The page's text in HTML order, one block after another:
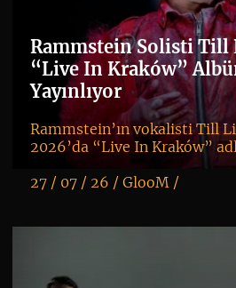
Rammstein Solisti Till
“Live In Kraków”
Yayınlıyor
Rammstein’ın vokalisti Till
2026’da “Live In Kraków”
27 / 07 / 26 / GlooM/